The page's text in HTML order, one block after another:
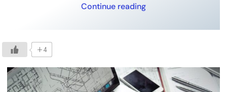
Continue reading
+4